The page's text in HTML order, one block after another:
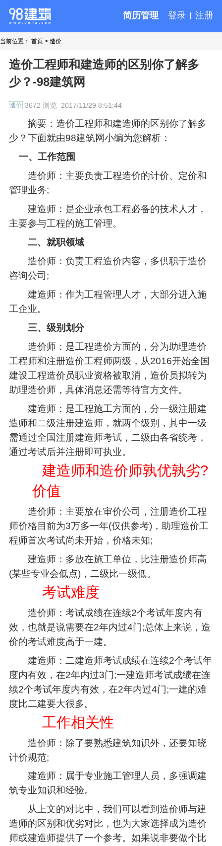
简历管理 登录 注册
当前位置： 首页 > 造价
造价工程师和建造师的区别你了解多
少？-98建筑网
造价 3672 浏览 2017/11/29 8:51:44
摘要：造价工程师和建造师的区别你了解多
少？下面就由98建筑网小编为您解析：
一、工作范围
造价师：主要负责工程造价的计价、定价和
管理业务;
建造师：是企业承包工程必备的技术人才，
主要参与工程的施工管理。
二、就职领域
造价师：负责工程造价内容，多供职于造价
咨询公司;
建造师：作为工程管理人才，大部分进入施
工企业。
三、级别划分
造价师：是工程造价方面的，分为助理造价
工程师和注册造价工程师两级，从2016开始全国
建设工程造价员职业资格被取消，造价员拟转为
助理造价师，具体消息还需等待官方文件。
建造师：是工程施工方面的，分一级注册建
造师和二级注册建造师，就两个级别，其中一级
需通过全国注册建造师考试，二级由各省统考，
通过考试后并注册即可执业。
建造师和造价师孰优孰劣?
价值
造价师：主要放在审价公司，注册造价工程
师价格目前为3万多一年(仅供参考)，助理造价工
程师首次考试尚未开始，价格未知;
建造师：多放在施工单位，比注册造价师高
(某些专业会低点)，二级比一级低。
考试难度
造价师：考试成绩在连续2个考试年度内有
效，也就是说需要在2年内过4门;总体上来说，造
价的考试难度高于一建。
建造师：二建造师考试成绩在连续2个考试年
度内有效，在2年内过3门;一建造师考试成绩在连
续2个考试年度内有效，在2年内过4门;一建的难
度比二建要大很多。
工作相关性
造价师：除了要熟悉建筑知识外，还要知晓
计价规范;
建造师：属于专业施工管理人员，多强调建
筑专业知识和经验。
从上文的对比中，我们可以看到造价师与建
造师的区别和优劣对比，也为大家选择成为造价
师或建造师提供了一个参考。如果说非要做个比